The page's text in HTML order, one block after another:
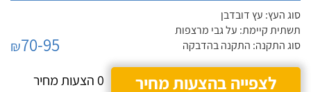
סוג העץ: עץ דובדבן
תשתית קיימת: על גבי מרצפות
סוג התקנה: התקנה בהדבקה
₪70-95
לצפייה בהצעות מחיר
0 הצעות מחיר